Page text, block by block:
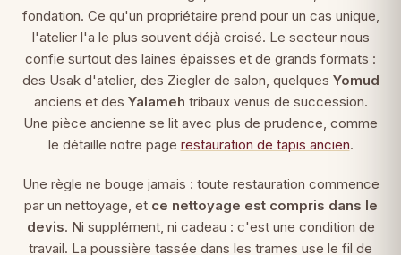
fondation. Ce qu'un propriétaire prend pour un cas unique,
l'atelier l'a le plus souvent déjà croisé. Le secteur nous
confie surtout des laines épaisses et de grands formats :
des Usak d'atelier, des Ziegler de salon, quelques Yomud
anciens et des Yalameh tribaux venus de succession.
Une pièce ancienne se lit avec plus de prudence, comme
le détaille notre page restauration de tapis ancien.
Une règle ne bouge jamais : toute restauration commence
par un nettoyage, et ce nettoyage est compris dans le
devis. Ni supplément, ni cadeau : c'est une condition de
travail. La poussière tassée dans les trames use le fil de